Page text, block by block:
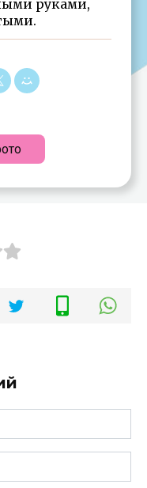
руками,